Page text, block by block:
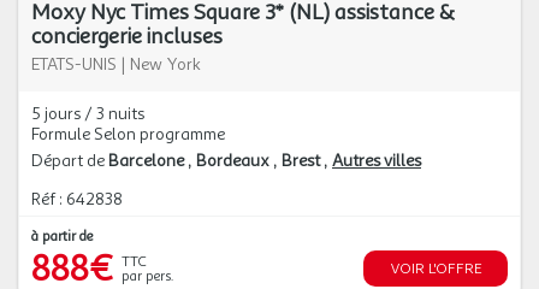
Moxy Nyc Times Square 3* (NL) assistance &
conciergerie incluses
ETATS-UNIS | New York
5 jours / 3 nuits
Formule Selon programme
Départ de Barcelone Bordeaux Brest Autres villes
Réf : 642838
à partir de
888€ TTC
par pers.
VOIR L'OFFRE